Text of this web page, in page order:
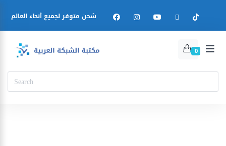
شحن متوفر لجميع أنحاء العالم
0